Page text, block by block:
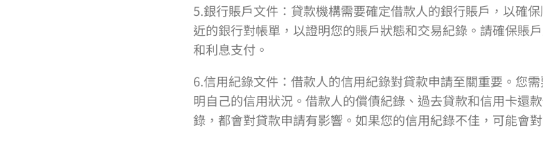
5.銀行賬戶文件：貸款機構需要確定借款人的銀行賬戶，以確
近的銀行對帳單，以證明您的賬戶狀態和交易紀錄。請確保賬
和利息支付。
6.信用紀錄文件：借款人的信用紀錄對貸款申請至關重要。您
明自己的信用狀況。借款人的償債紀錄、過去貸款和信用卡還
錄，都會對貸款申請有影響。如果您的信用紀錄不佳，可能會